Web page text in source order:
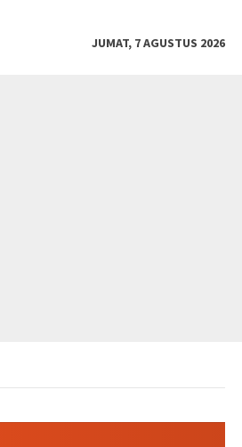
JUMAT, 7 AGUSTUS 2026